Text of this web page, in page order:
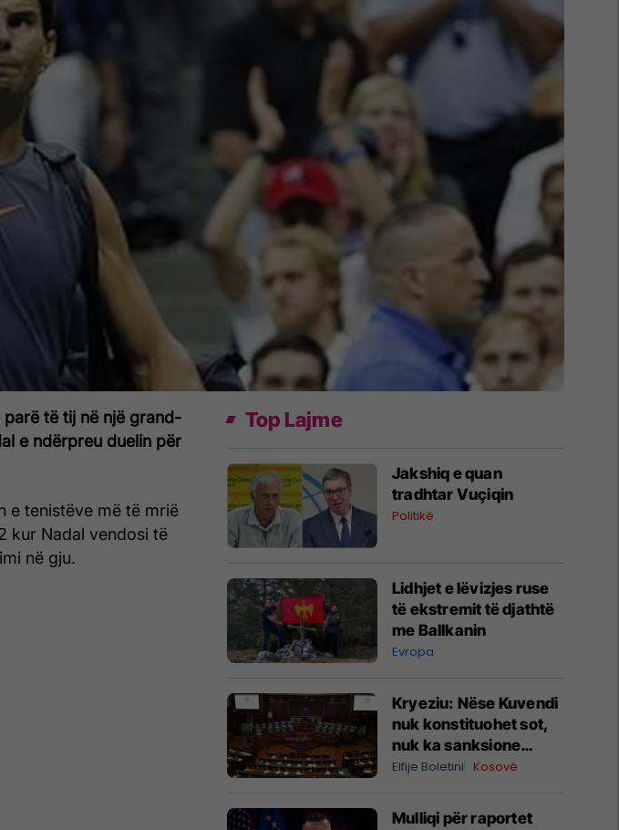
të tij në një grand-
e ndërpreu duelin për
e tenistëve më të mrië
kur Nadal vendosi të
në gju.
Top Lajme
Jakshiq e quan
tradhtar Vuçiqin
Politikë
Lidhjet e lëvizjes ruse
të ekstremit të djathtë
me Ballkanin
Evropa
Kryeziu: Nëse Kuvendi
nuk konstituohet sot,
nuk ka sanksione
kushtetuese, por
pafund
Elfije Boletini Kosovë
Mulliqi për raportet